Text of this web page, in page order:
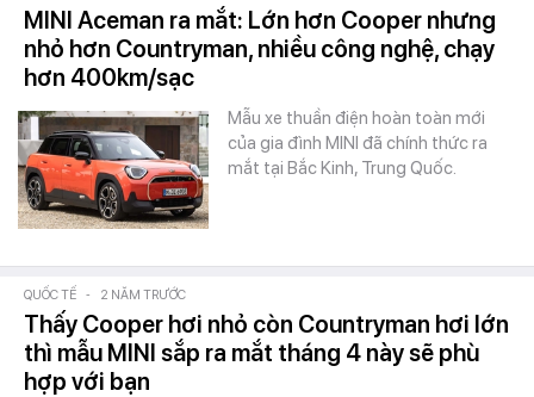
MINI Aceman ra mắt: Lớn hơn Cooper nhưng
nhỏ hơn Countryman, nhiều công nghệ, chạy
hơn 400km/sạc
Mẫu xe thuần điện hoàn toàn mới
của gia đình MINI đã chính thức ra
mắt tại Bắc Kinh, Trung Quốc.
QUỐC TẾ - 2 NĂM TRƯỚC
Thấy Cooper hơi nhỏ còn Countryman hơi lớn
thì mẫu MINI sắp ra mắt tháng 4 này sẽ phù
hợp với bạn